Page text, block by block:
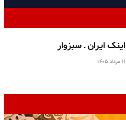
اینک ایران ـ سبزوار
۱۱ مرداد ۱۴۰۵